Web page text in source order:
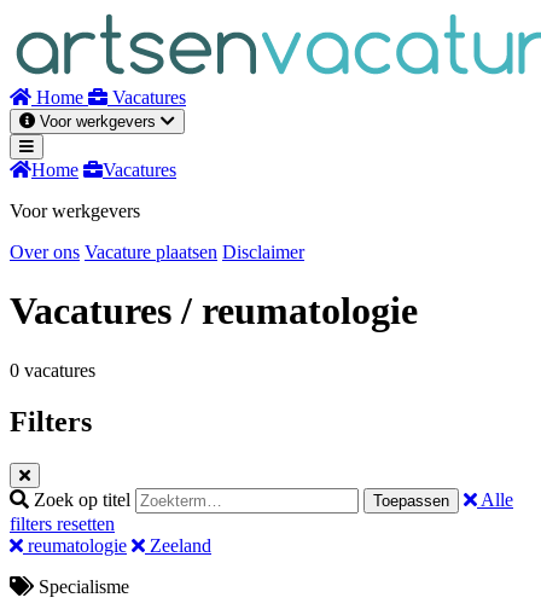
inhoud
Home Vacatures
Voor werkgevers
Home
Vacatures
Voor werkgevers
Over ons Vacature plaatsen Disclaimer
Vacatures/ reumatologie
0 vacatures
Filters
Zoek op titel Toepassen
Alle
filters resetten
reumatologie
Zeeland
Specialisme